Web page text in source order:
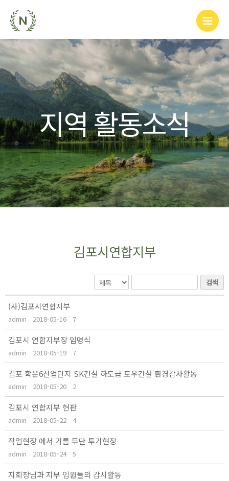
지역 활동소식
김포시연합지부
검색
(사)김포시연합지부
admin 2018-05-16 7
김포시 연합지부장 임명식
admin 2018-05-19 7
김포 학운6산업단지 SK건설 하도급 토우건설 환경감사활동
admin 2018-05-20 2
김포시 연합지부 현판
admin 2018-05-22 4
작업현장 에서 기름 무단 투기현장
admin 2018-05-24 5
지회장님과 지부 임원들의 감시활동